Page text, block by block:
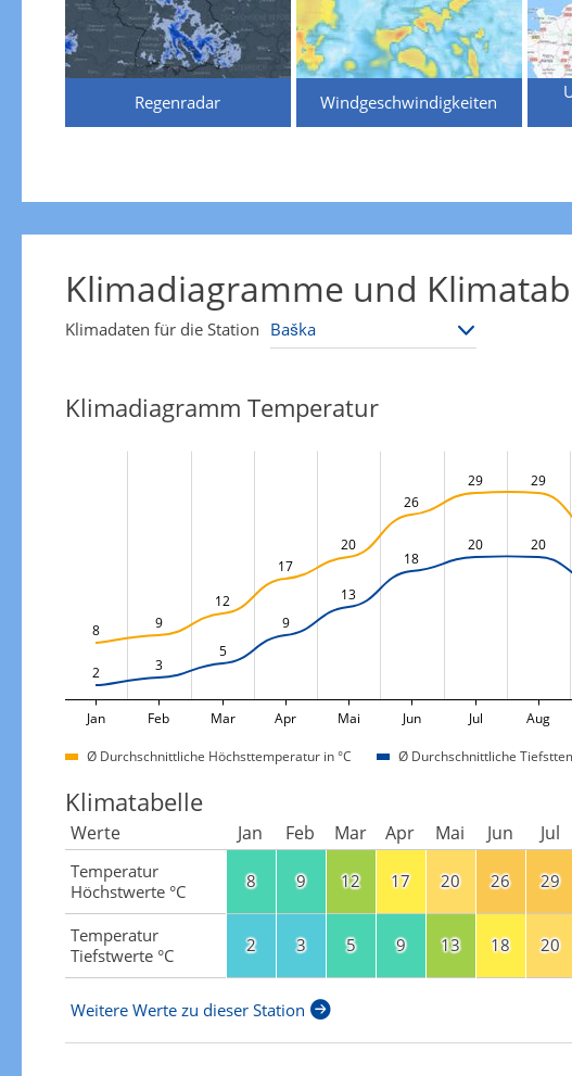
Regenradar Windgeschwindigkeiten
Klimadiagramme und
Klimadaten für die Station
Klimadiagramm Temperatur
8 9
12
17
20
26
29 29
2 3
5
9
13
18
20
20
Jan Feb Mar Apr Mai Jun Jul Aug
Ø Durchschnittliche Höchsttemperatur in °C Ø Durchschnittliche
Klimatabelle
Werte Jan Feb Mar Apr Mai Jun Jul
Temperatur
Höchstwerte °C
8 9 12 17 20 26 29
Temperatur
Tiefstwerte °C
2 3 5 9 13 18 20
Weitere Werte zu dieser Station